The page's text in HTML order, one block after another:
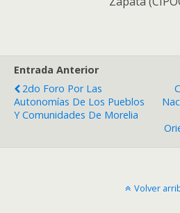
Entrada Anterior
2do Foro Por Las
Autonomías De Los Pueblos
Y Comunidades De Morelia
Volver